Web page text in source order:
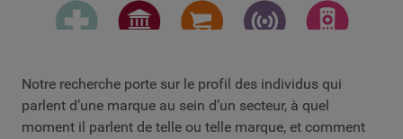
Notre recherche porte sur le profil des individus qui
parlent d’une marque au sein d’un secteur, à quel
moment il parlent de telle ou telle marque, et comment